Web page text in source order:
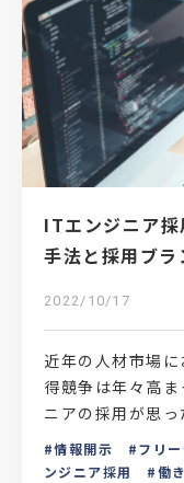
ITエンジニア
手法と採用ブ
2022/10/17
近年の人材市場
得競争は年々高
ニアの採用が思
当者も多いので
Tエンジニ…
情報開示 フリ
ンジニア採用
働